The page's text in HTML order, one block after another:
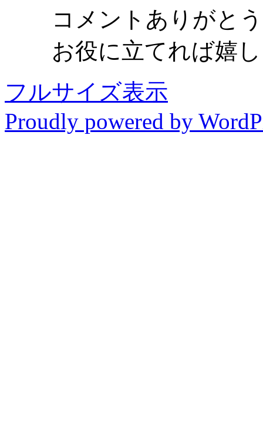
コメントありがと
お役に立てれば嬉
フルサイズ表示
Proudly powered by